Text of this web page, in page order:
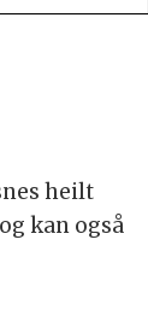
heilt
kan også